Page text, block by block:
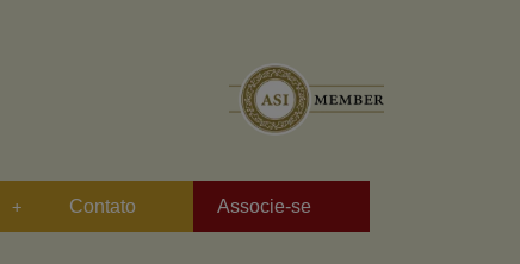
Contato Associe-se